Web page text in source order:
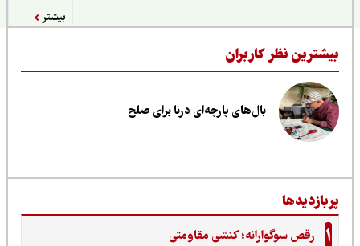
نظر کاربران
بال‌های پارچه‌ای درنا برای صلح
رقص سوگوارانه؛ کنشی مقاومتی